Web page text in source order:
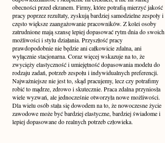
obecności przed ekranem. Firmy, które potrafią mierzyć jakość
pracy poprzez rezultaty, zyskują bardziej samodzielne zespoły i
często większe zaangażowanie pracowników. Z kolei osoby
zatrudnione mają szansę lepiej dopasować rytm dnia do swoich
możliwości i stylu działania. Przyszłość pracy
prawdopodobnie nie będzie ani całkowicie zdalna, ani
wyłącznie stacjonarna. Coraz więcej wskazuje na to, że
zwycięży elastyczność i umiejętność dopasowania modelu do
rodzaju zadań, potrzeb zespołu i indywidualnych preferencji.
Najważniejsze nie jest to, skąd pracujemy, lecz czy potrafimy
robić to mądrze, zdrowo i skutecznie. Praca zdalna przyniosła
wiele wyzwań, ale jednocześnie otworzyła nowe możliwości.
Dla wielu osób stała się dowodem na to, że nowoczesne życie
zawodowe może być bardziej elastyczne, bardziej świadome i
lepiej dopasowane do realnych potrzeb człowieka.